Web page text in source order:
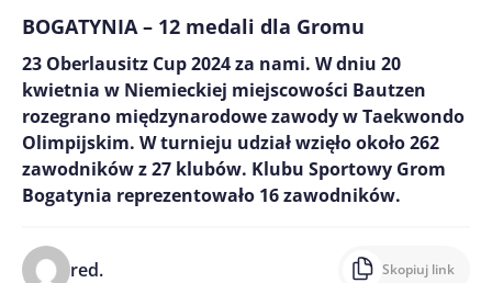
BOGATYNIA – 12 medali dla Gromu
23 Oberlausitz Cup 2024 za nami. W dniu 20
kwietnia w Niemieckiej miejscowości Bautzen
rozegrano międzynarodowe zawody w Taekwondo
Olimpijskim. W turnieju udział wzięło około 262
zawodników z 27 klubów. Klubu Sportowy Grom
Bogatynia reprezentowało 16 zawodników.
red. Skopiuj link